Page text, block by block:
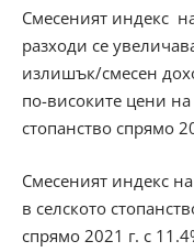
Смесеният индекс
разходи се
излишък/смесен
по-високите цени
стопанство спрямо
Смесеният индекс
в селското
спрямо 2021 г. с